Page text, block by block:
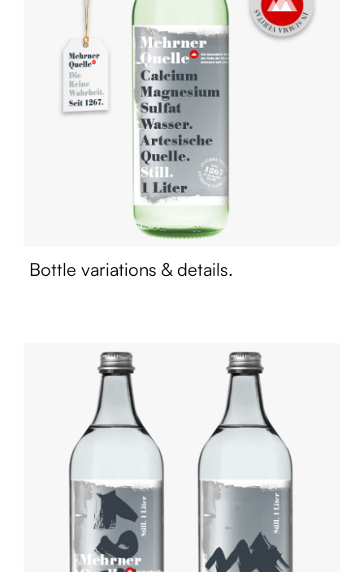
Bottle variations & details.